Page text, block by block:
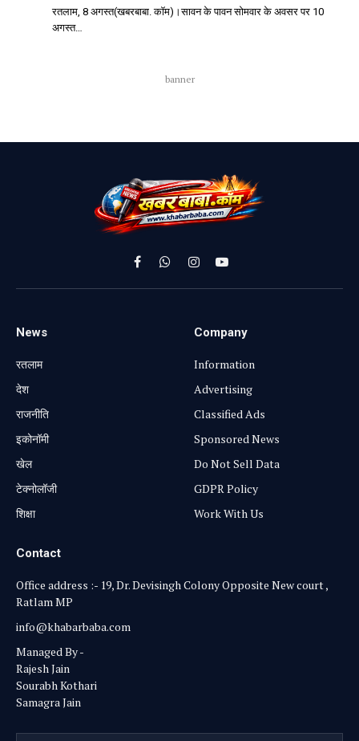
रतलाम, 8 अगस्त(खबरबाबा. कॉम)।सावन के पावन सोमवार के अवसर पर 10
अगस्त…
banner
FacebookWhatsApp
InstagramYouTube
News
रतलाम
⁠देश
राजनीति
⁠इकोनॉमी
खेल
टेक्नोलॉजी
शिक्षा
Company
Information
Advertising
Classified Ads
Sponsored News
Do Not Sell Data
GDPR Policy
Work With Us
Contact
Office address :- 19, Dr. Devisingh Colony Opposite New court ,
Ratlam MP
info@khabarbaba.com
Managed By -
Rajesh Jain
Sourabh Kothari
Samagra Jain